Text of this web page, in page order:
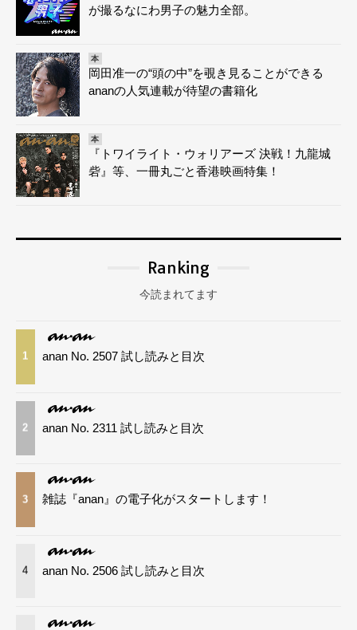
が撮るなにわ男子の魅力全部。
本
岡田准一の“頭の中”を覗き見ることができる
ananの人気連載が待望の書籍化
本
『トワイライト・ウォリアーズ 決戦！九龍城
砦』等、一冊丸ごと香港映画特集！
Ranking
今読まれてます
1 anan No. 2507 試し読みと目次
2 anan No. 2311 試し読みと目次
3 雑誌『anan』の電子化がスタートします！
4 anan No. 2506 試し読みと目次